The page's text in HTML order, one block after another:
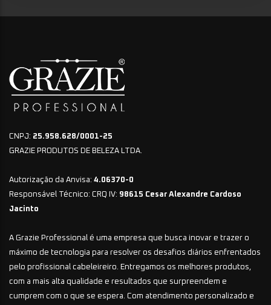
CNPJ: 25.958.628/0001-25
GRAZIE PRODUTOS DE BELEZA LTDA.
Autorização da Anvisa: 4.06370-0
Responsável Técnico: CRQ IV: 98615 Cesar Alexandre Cardoso
Jacinto
A Grazie Professional é uma empresa que busca inovar e trazer o
máximo de tecnologia para resolver os desafios diários enfrentados
pelo profissional cabeleireiro. Entregamos os melhores produtos,
com a mais alta qualidade e resultados que surpreendem e
cumprem com o que se espera. Com atendimento personalizado e